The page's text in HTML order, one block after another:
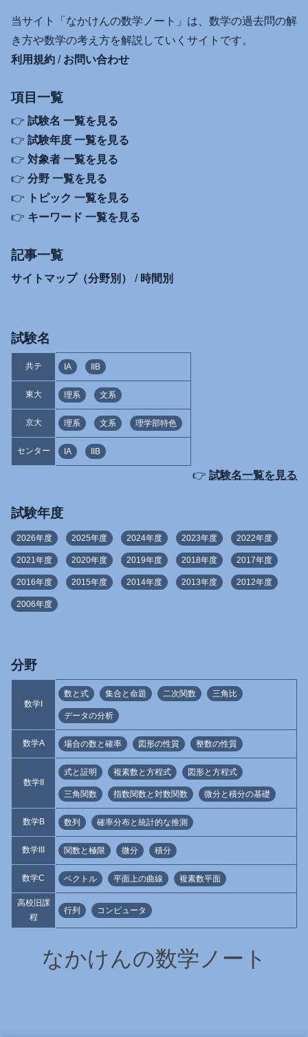
当サイト「なかけんの数学ノート」は、数学の過去問の解
き方や数学の考え方を解説していくサイトです。
利用規約 / お問い合わせ
項目一覧
👉 試験名 一覧を見る
👉 試験年度 一覧を見る
👉 対象者 一覧を見る
👉 分野 一覧を見る
👉
トピック 一覧を見る
👉 キーワード 一覧を見る
記事一覧
サイトマップ（分野別） / 時間別
試験名
共テ IA IIB
東大 理系 文系
京大 理系 文系 理学部特色
センター IA IIB
👉 試験名一覧を見る
試験年度
2026年度 2025年度 2024年度 2023年度 2022年度
2021年度 2020年度 2019年度 2018年度 2017年度
2016年度 2015年度 2014年度 2013年度 2012年度
2006年度
分野
数学I
数と式 集合と命題 二次関数 三角比
データの分析
数学A 場合の数と確率 図形の性質 整数の性質
数学II
式と証明 複素数と方程式 図形と方程式
三角関数 指数関数と対数関数 微分と積分の基礎
数学B 数列 確率分布と統計的な推測
数学III 関数と極限 微分 積分
数学C ベクトル 平面上の曲線 複素数平面
高校旧課
程
行列 コンピュータ
なかけんの数学ノート